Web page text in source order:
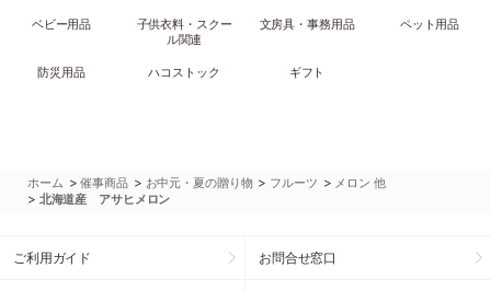
ベビー用品
子供衣料・スクー
ル関連
文房具・事務用品 ペット用品
防災用品 ハコストック ギフト
ホーム >催事商品 > お中元・夏の贈り物 > フルーツ > メロン 他
> 北海道産 アサヒメロン
ご利用ガイド お問合せ窓口